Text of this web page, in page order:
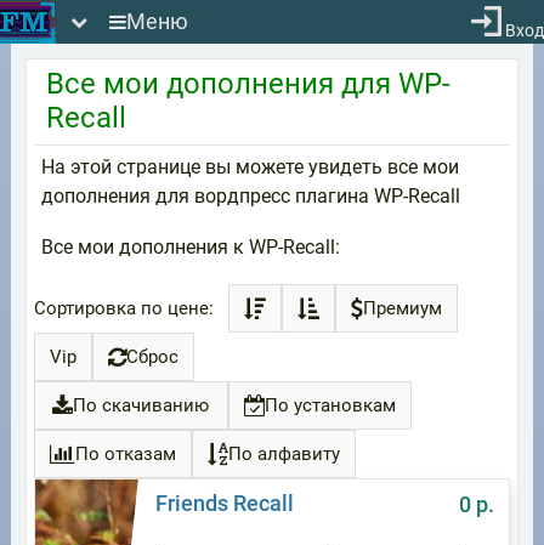
Все мои дополнения для WP-
Recall
На этой странице вы можете увидеть все мои
дополнения для вордпресс плагина WP-Recall
Все мои дополнения к WP-Recall:
Сортировка по цене: Премиум
Vip Сброс
По скачиванию По установкам
По отказам По алфавиту
Friends Recall 0 р.
Меню Вход